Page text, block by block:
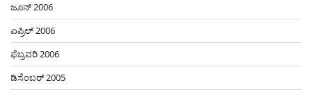
ಜೂನ್ 2006
ಏಪ್ರಿಲ್ 2006
ಫೆಬ್ರವರಿ 2006
ಡಿಸೆಂಬರ್ 2005